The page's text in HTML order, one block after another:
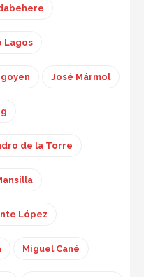
Lagos
José Mármol
de la Torre
López
Miguel Cané